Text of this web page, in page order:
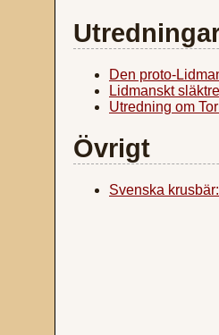
Den proto-
Lidmanskt
Utredning om
Övrigt
Svenska